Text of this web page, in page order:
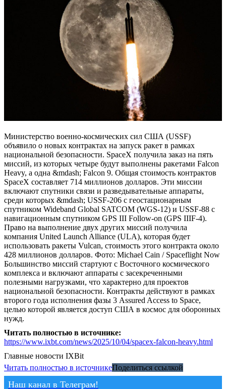
Министерство военно-космических сил США (USSF)
объявило о новых контрактах на запуск ракет в рамках
национальной безопасности. SpaceX получила заказ на пять
миссий, из которых четыре будут выполнены ракетами Falcon
Heavy, а одна &mdash; Falcon 9. Общая стоимость контрактов
SpaceX составляет 714 миллионов долларов. Эти миссии
включают спутники связи и разведывательные аппараты,
среди которых &mdash; USSF-206 с геостационарным
спутником Wideband Global SATCOM (WGS-12) и USSF-88 с
навигационным спутником GPS III Follow-on (GPS IIIF-4).
Право на выполнение двух других миссий получила
компания United Launch Alliance (ULA), которая будет
использовать ракеты Vulcan, стоимость этого контракта около
428 миллионов долларов. Фото: Michael Cain / Spaceflight Now
Большинство миссий стартуют с Восточного космического
комплекса и включают аппараты с засекреченными
полезными нагрузками, что характерно для проектов
национальной безопасности. Контракты действуют в рамках
второго года исполнения фазы 3 Assured Access to Space,
целью которой является доступ США в космос для оборонных
нужд.
Читать полностью в источнике:
https://www.ixbt.com/news/2025/10/04/spacex-falcon-heavy.html
Главные новости IXBit
Читать полностью в источникеПоделиться ссылкой
Наш канал в Телеграм!